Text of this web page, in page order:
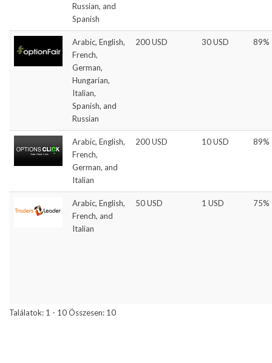
Russian, and
Spanish
Arabic, English,
French,
German,
Hungarian,
Italian,
Spanish, and
Russian
200 USD 30 USD 89%
Arabic, English,
French,
German, and
Italian
200 USD 10 USD 89%
Arabic, English,
French, and
Italian
50 USD 1 USD 75%
Találatok: 1 - 10 Összesen: 10